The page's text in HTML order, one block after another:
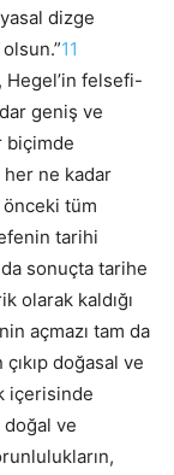
dizge
11
Hegel’in felsefi-
geniş ve
biçimde
ne kadar
tüm
tarihi
sonuçta tarihe
olarak kaldığı
açmazı tam da
doğasal ve
içerisinde
doğal ve